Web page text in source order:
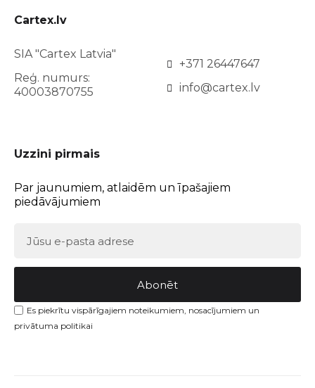
Cartex.lv
SIA "Cartex Latvia"
Reģ. numurs:
40003870755
+371 26447647
info@cartex.lv
Uzzini pirmais
Par jaunumiem, atlaidēm un īpašajiem
piedāvājumiem
Abonēt
Es piekrītu vispārīgajiem noteikumiem, nosacījumiem un
privātuma politikai